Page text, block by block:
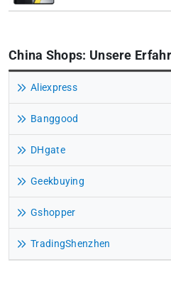
China Shops: Unsere
Aliexpress
Banggood
DHgate
Geekbuying
Gshopper
TradingShenzhen